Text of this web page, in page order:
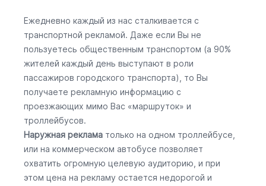
Ежедневно каждый из нас сталкивается с
транспортной рекламой. Даже если Вы не
пользуетесь общественным транспортом (а 90%
жителей каждый день выступают в роли
пассажиров городского транспорта), то Вы
получаете рекламную информацию с
проезжающих мимо Вас «маршруток» и
троллейбусов.
Наружная реклама только на одном троллейбусе,
или на коммерческом автобусе позволяет
охватить огромную целевую аудиторию, и при
этом цена на рекламу остается недорогой и